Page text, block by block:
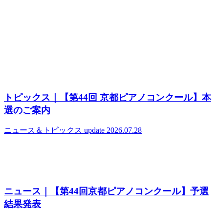
トピックス｜【第44回 京都ピアノコンクール】本
選のご案内
ニュース＆トピックス update 2026.07.28
ニュース｜【第44回京都ピアノコンクール】予選
結果発表